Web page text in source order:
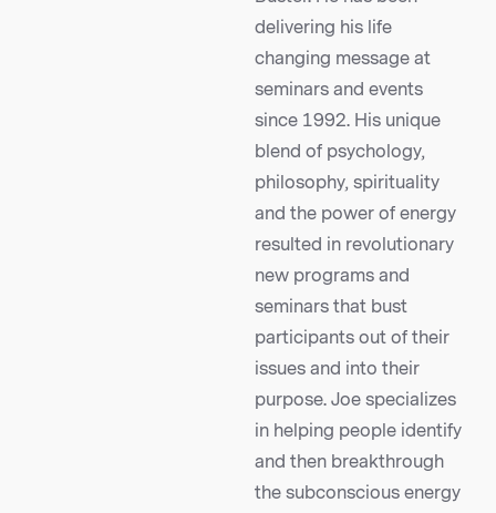
delivering his life
changing message at
seminars and events
since 1992. His unique
blend of psychology,
philosophy, spirituality
and the power of energy
resulted in revolutionary
new programs and
seminars that bust
participants out of their
issues and into their
purpose. Joe specializes
in helping people identify
and then breakthrough
the subconscious energy